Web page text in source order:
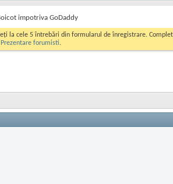
impotriva GoDaddy
la cele 5 întrebări din formularul de înregistrare.
Prezentare forumisti.